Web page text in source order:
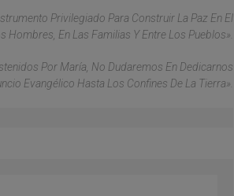
Privilegiado Para Construir La Paz En El
Hombres, En Las Familias Y Entre Los Pueblos».
Por María, No Dudaremos En Dedicarnos
Evangélico Hasta Los Confines De La Tierra».